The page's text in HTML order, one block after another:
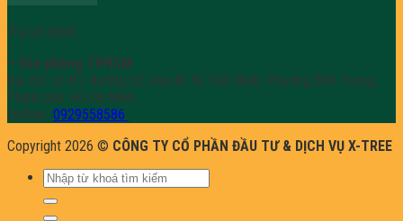
Trụ sở chính
– Văn phòng TPHCM
Địa chỉ: số 81, đường 52, khu đô thị Văn Minh, Phường Bình Trưng,
Thành phố Hồ Chí Minh.
Hotline: 0929558586
Copyright 2026 © CÔNG TY CỔ PHẦN ĐẦU TƯ & DỊCH VỤ X-TREE
Tìm
kiếm: